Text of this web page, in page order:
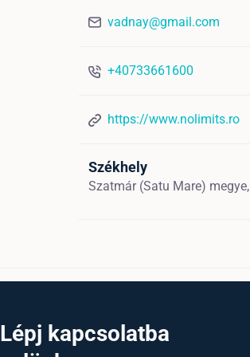
vadnay@gmail.com
+40733661600
https://www.nolimits.ro
Székhely
Szatmár (Satu Mare) megye,
Lépj kapcsolatba